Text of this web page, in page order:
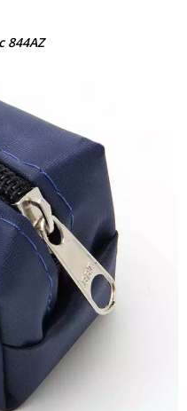
844AZ